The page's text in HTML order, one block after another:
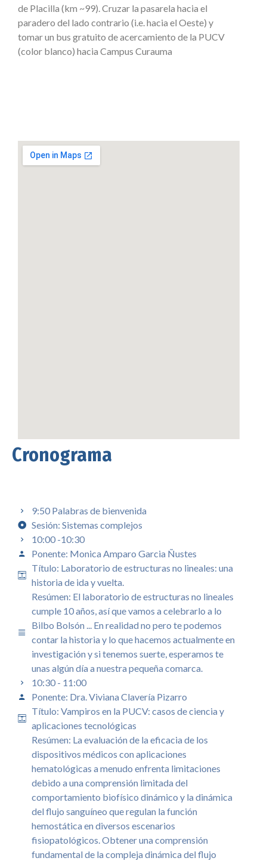
de Placilla (km ~99). Cruzar la pasarela hacia el
paradero del lado contrario (i.e. hacia el Oeste) y
tomar un bus gratuito de acercamiento de la PUCV
(color blanco) hacia Campus Curauma
Cronograma
9:50 Palabras de bienvenida
Sesión: Sistemas complejos
10:00 -10:30
Ponente: Monica Amparo Garcia Ñustes
Título: Laboratorio de estructuras no lineales: una
historia de ida y vuelta.
Resúmen: El laboratorio de estructuras no lineales
cumple 10 años, así que vamos a celebrarlo a lo
Bilbo Bolsón ... En realidad no pero te podemos
contar la historia y lo que hacemos actualmente en
investigación y si tenemos suerte, esperamos te
unas algún día a nuestra pequeña comarca.
10:30 - 11:00
Ponente: Dra. Viviana Clavería Pizarro
Título: Vampiros en la PUCV: casos de ciencia y
aplicaciones tecnológicas
Resúmen: La evaluación de la eficacia de los
dispositivos médicos con aplicaciones
hematológicas a menudo enfrenta limitaciones
debido a una comprensión limitada del
comportamiento biofísico dinámico y la dinámica
del flujo sanguíneo que regulan la función
hemostática en diversos escenarios
fisiopatológicos. Obtener una comprensión
fundamental de la compleja dinámica del flujo